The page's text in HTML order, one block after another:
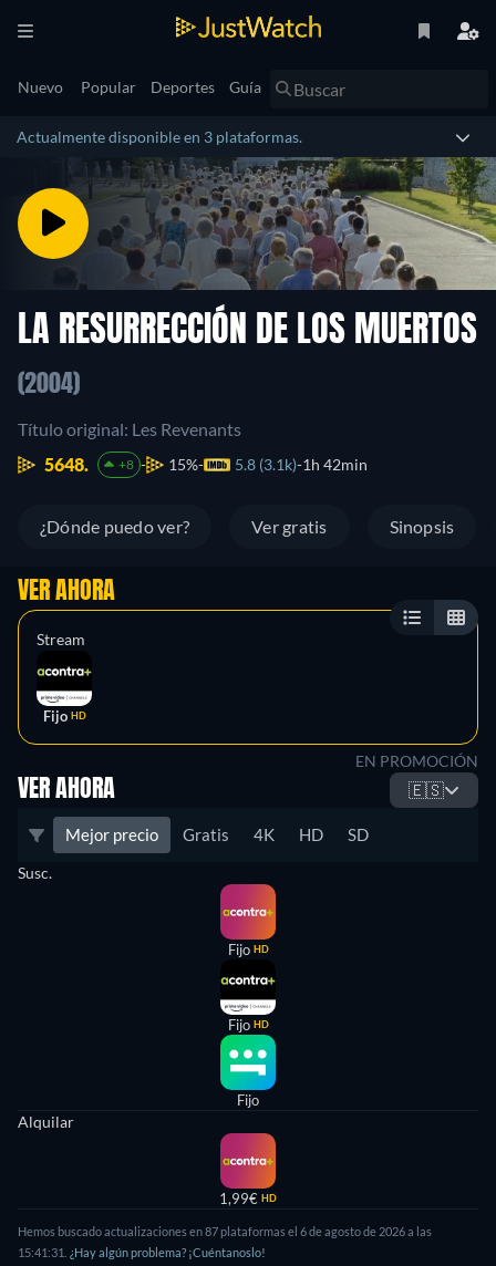
Nuevo Popular Deportes Guía
Actualmente disponible en 3 plataformas.
LA RESURRECCIÓN DE LOS MUERTOS
(2004)
Título original: Les Revenants
5648.
+8 15% 5.8 (3.1k) 1h 42min
¿Dónde puedo ver? Ver gratis Sinopsis
VER AHORA
Stream
Fijo HD
EN PROMOCIÓN
VER AHORA 🇪🇸
Mejor precio Gratis 4K HD SD
Susc.
Fijo HD
Fijo HD
Fijo
Alquilar
1,99€ HD
Hemos buscado actualizaciones en 87 plataformas el 6 de agosto de 2026 a las
15:41:31. ¿Hay algún problema? ¡Cuéntanoslo!